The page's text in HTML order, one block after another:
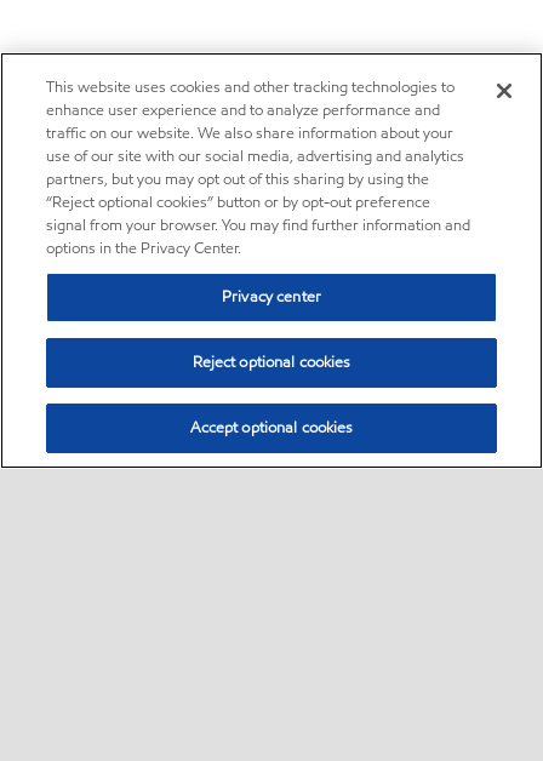
This website uses cookies and other tracking technologies to
enhance user experience and to analyze performance and
traffic on our website. We also share information about your
use of our site with our social media, advertising and analytics
partners, but you may opt out of this sharing by using the
“Reject optional cookies” button or by opt-out preference
signal from your browser. You may find further information and
options in the Privacy Center.
Privacy center
Reject optional cookies
Accept optional cookies